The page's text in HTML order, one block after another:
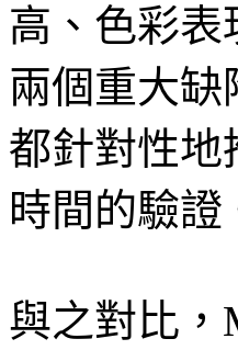
高、色彩表
兩個重大
都針對性地
時間的驗證
與之對比，